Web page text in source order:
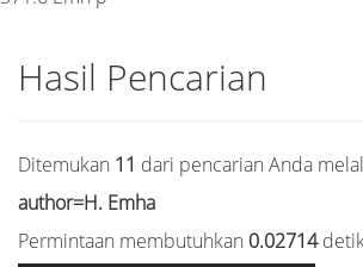
Hasil Pencarian
Ditemukan 11 dari pencarian Anda
author=H. Emha
Permintaan membutuhkan 0.02714